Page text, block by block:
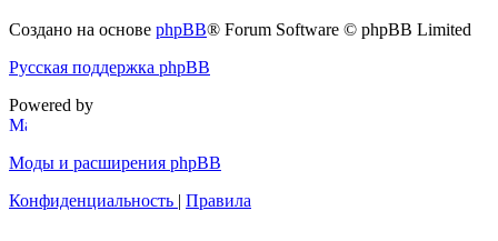
Создано на основе phpBB® Forum Software © phpBB Limited
Русская поддержка phpBB
Powered by
Моды и расширения phpBB
Конфиденциальность | Правила